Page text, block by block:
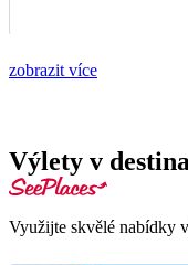
zobrazit více
Výlety v
Využijte skvělé nabídky